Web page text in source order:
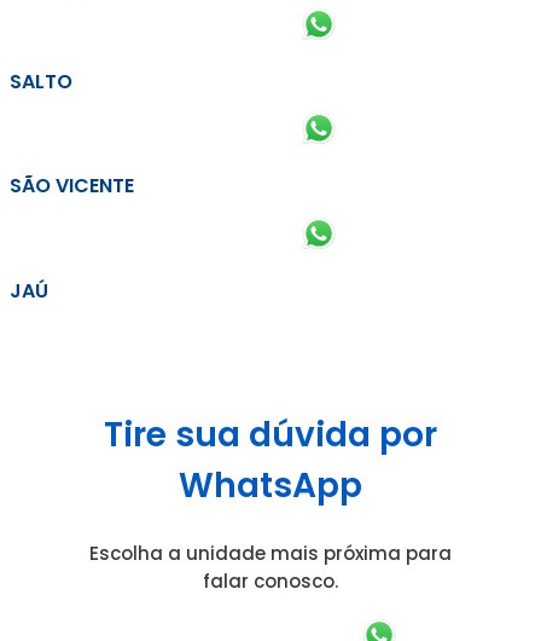
SALTO
SÃO VICENTE
JAÚ
Tire sua dúvida por
WhatsApp
Escolha a unidade mais próxima para
falar conosco.